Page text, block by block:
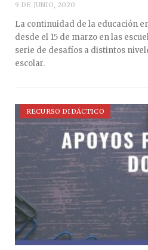
9 DE JUNIO, 2020
La continuidad de la educación
desde el 15 de marzo en las
serie de desafíos a distintos
escolar.
RECURSO DIDÁCTICO